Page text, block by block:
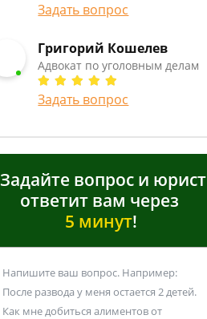
Задать вопрос
Григорий Кошелев
Адвокат по уголовным делам
Задать вопрос
Задайте вопрос и юрист
ответит вам через
5 минут!